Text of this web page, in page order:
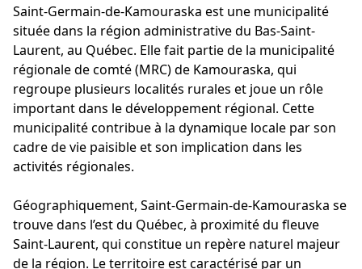
Saint-Germain-de-Kamouraska est une municipalité
située dans la région administrative du Bas-Saint-
Laurent, au Québec. Elle fait partie de la municipalité
régionale de comté (MRC) de Kamouraska, qui
regroupe plusieurs localités rurales et joue un rôle
important dans le développement régional. Cette
municipalité contribue à la dynamique locale par son
cadre de vie paisible et son implication dans les
activités régionales.
Géographiquement, Saint-Germain-de-Kamouraska se
trouve dans l’est du Québec, à proximité du fleuve
Saint-Laurent, qui constitue un repère naturel majeur
de la région. Le territoire est caractérisé par un